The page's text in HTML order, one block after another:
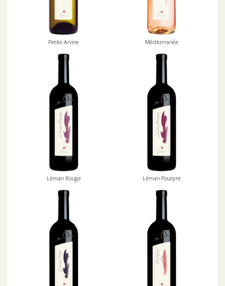
Petite Arvine Méditerranée
Léman Rouge Léman Pourpre